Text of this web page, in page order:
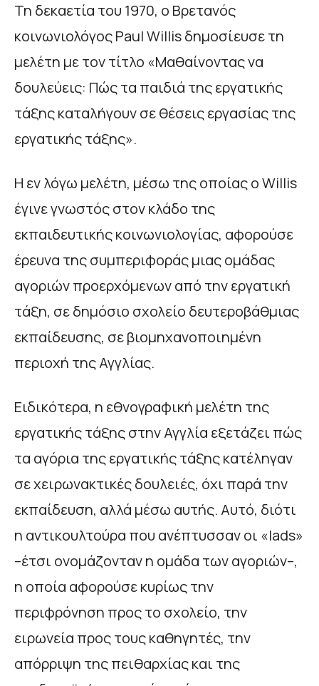
Τη δεκαετία του 1970, ο Βρετανός
κοινωνιολόγος Paul Willis δημοσίευσε τη
μελέτη με τον τίτλο «Μαθαίνοντας να
δουλεύεις: Πώς τα παιδιά της εργατικής
τάξης καταλήγουν σε θέσεις εργασίας της
εργατικής τάξης».
Η εν λόγω μελέτη, μέσω της οποίας ο Willis
έγινε γνωστός στον κλάδο της
εκπαιδευτικής κοινωνιολογίας, αφορούσε
έρευνα της συμπεριφοράς μιας ομάδας
αγοριών προερχόμενων από την εργατική
τάξη, σε δημόσιο σχολείο δευτεροβάθμιας
εκπαίδευσης, σε βιομηχανοποιημένη
περιοχή της Αγγλίας.
Ειδικότερα, η εθνογραφική μελέτη της
εργατικής τάξης στην Αγγλία εξετάζει πώς
τα αγόρια της εργατικής τάξης κατέληγαν
σε χειρωνακτικές δουλειές, όχι παρά την
εκπαίδευση, αλλά μέσω αυτής. Αυτό, διότι
η αντικουλτούρα που ανέπτυσσαν οι «lads»
–έτσι ονομάζονταν η ομάδα των αγοριών–,
η οποία αφορούσε κυρίως την
περιφρόνηση προς το σχολείο, την
ειρωνεία προς τους καθηγητές, την
απόρριψη της πειθαρχίας και της